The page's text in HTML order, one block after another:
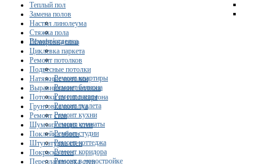
Ремонт/отделка
Ремонт квартиры
Ремонт балкона
Ремонт ванны
Ремонт туалета
Ремонт кухни
Ремонт комнаты
Ремонт студии
Ремонт коттеджа
Ремонт коридора
Ремонт в новостройке
Теплый пол
Замена полов
Настил линолеума
Стяжка пола
Шлифовка пола
Циклевка паркета
Ремонт потолков
Подвесные потолки
Натяжные потолки
Выравнивание потолка
Потолки из гипсокартона
Грунтовка потолка
Ремонт стен
Шумоизоляция стен
Поклейка обоев
Штукатурка стен
Покраска стен
Перепланировка стен